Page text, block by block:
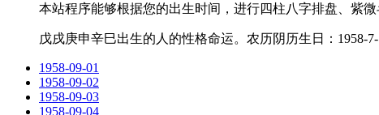
本站程序能够根据您的出生时间，进行四柱八字排盘、紫
戊戌庚申辛巳出生的人的性格命运。农历阴历生日：1958-
1958-09-01
1958-09-02
1958-09-03
1958-09-04